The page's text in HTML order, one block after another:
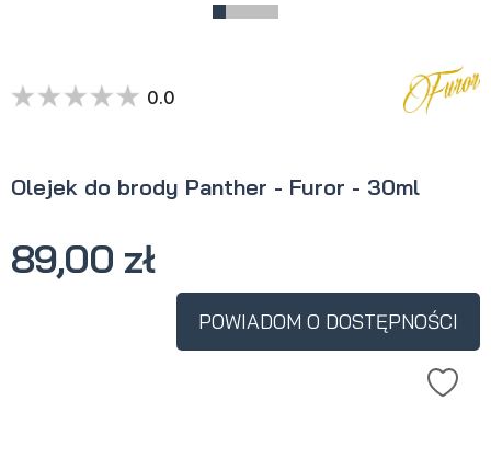
Olejek do brody Panther - Furor - 30ml
0.0
89,00 zł
POWIADOM O DOSTĘPNOŚCI